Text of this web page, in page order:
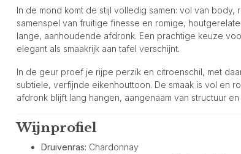
In de mond komt de stijl volledig samen: vol van body,
samenspel van fruitige finesse en romige,
lange, aanhoudende afdronk. Een prachtige keuze
elegant als smaakrijk aan tafel verschijnt.
In de geur proef je rijpe perzik en citroenschil, met
subtiele, verfijnde eikenhouttoon. De smaak is vol en
afdronk blijft lang hangen, aangenaam van structuur
Wijnprofiel
Druivenras: Chardonnay